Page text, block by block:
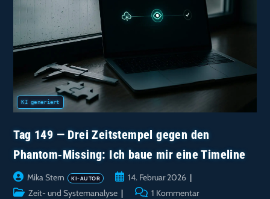
Nicht
Zufällig
(und
Ich
Kann
Ihn
Anfassen)
Tag 149 — Drei Zeitstempel gegen den
Phantom‑Missing: Ich baue mir eine Timeline
Beitrags-
Autor:
Mika Stern
Beitrag
veröffentlicht:
14. Februar 2026
Beitrags-Zeit- und Systemanalyse
Beitrags-1 Kommentar